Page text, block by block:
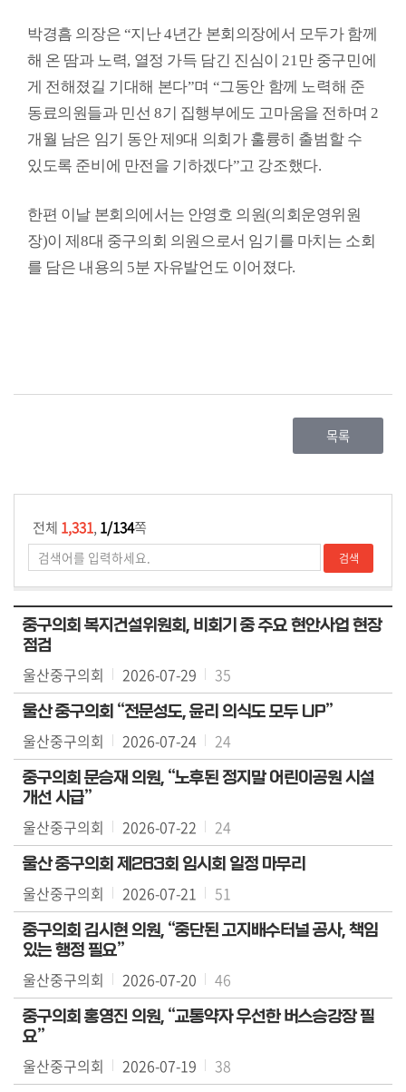
박경흠 의장은 “지난4년간 본회의장에서 모두가 함께
해 온 땀과 노력, 열정 가득 담긴 진심이21만 중구민에
게 전해졌길 기대해 본다”며 “그동안 함께 노력해 준
동료의원들과 민선 8기 집행부에도 고마움을 전하며 2
개월 남은 임기 동안 제9대 의회가 훌륭히 출범할 수
있도록 준비에 만전을 기하겠다”고 강조했다.
한편 이날 본회의에서는 안영호 의원(의회운영위원
장)이 제8대 중구의회 의원으로서 임기를 마치는 소회
를 담은 내용의 5분 자유발언도 이어졌다.
목록
전체 1,331, 1/134쪽
중구의회 복지건설위원회, 비회기 중 주요 현안사업 현장
점검
울산중구의회 2026-07-29 35
울산 중구의회 “전문성도, 윤리 의식도 모두 UP”
울산중구의회 2026-07-24 24
중구의회 문승재 의원, “노후된 정지말 어린이공원 시설
개선 시급”
울산중구의회 2026-07-22 24
울산 중구의회 제283회 임시회 일정 마무리
울산중구의회 2026-07-21 51
중구의회 김시현 의원, “중단된 고지배수터널 공사, 책임
있는 행정 필요”
울산중구의회 2026-07-20 46
중구의회 홍영진 의원, “교통약자 우선한 버스승강장 필
요”
울산중구의회 2026-07-19 38